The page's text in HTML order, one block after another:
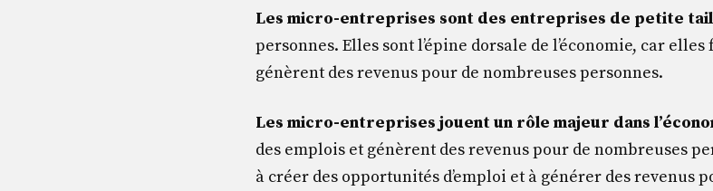
Les micro-entreprises sont des entreprises de petite
personnes. Elles sont l’épine dorsale de l’économie, car
génèrent des revenus pour de nombreuses personnes.
Les micro-entreprises jouent un rôle majeur dans
des emplois et génèrent des revenus pour de nombreuses
à créer des opportunités d’emploi et à générer des revenus